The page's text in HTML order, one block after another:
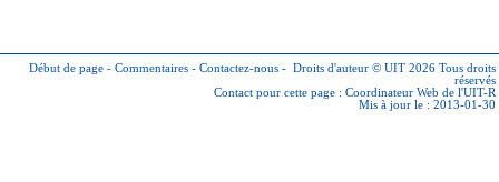
Début de page - Commentaires - Contactez-nous - Droits d'auteur © UIT 2026 Tous droits
réservés
Contact pour cette page : Coordinateur Web de l'UIT-R
Mis à jour le : 2013-01-30